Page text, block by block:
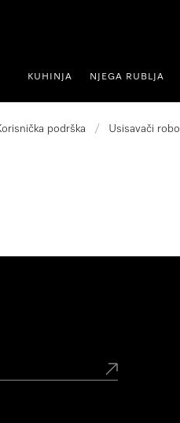
KUHINJA NJEGA RUBLJA
podrška / Usisavači